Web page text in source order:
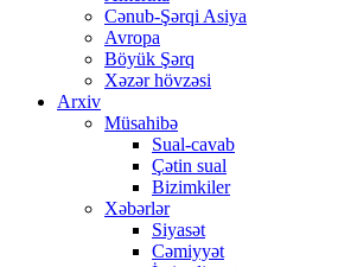
Cənub-Şərqi Asiya
Avropa
Böyük Şərq
Xəzər hövzəsi
Arxiv
Müsahibə
Sual-cavab
Çətin sual
Bizimkiler
Xəbərlər
Siyasət
Cəmiyyət